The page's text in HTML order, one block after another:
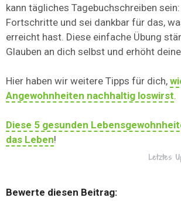
kann tägliches Tagebuchschreiben
Fortschritte und sei dankbar für das,
erreicht hast. Diese einfache Übung
Glauben an dich selbst und erhöht
Hier haben wir weitere Tipps für dich,
Angewohnheiten nachhaltig loswirst.
Diese 5 gesunden
das Leben!
Letztes
Bewerte diesen Beitrag: